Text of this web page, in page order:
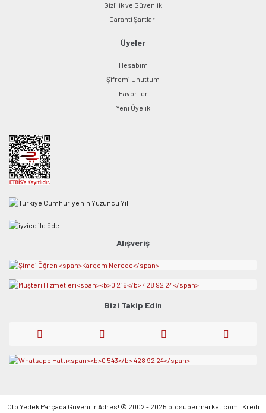
Gizlilik ve Güvenlik
Garanti Şartları
Üyeler
Hesabım
Şifremi Unuttum
Favoriler
Yeni Üyelik
Alışveriş
Bizi Takip Edin
Oto Yedek Parçada Güvenilir Adres! © 2002 - 2025 otosupermarket.com l Kredi